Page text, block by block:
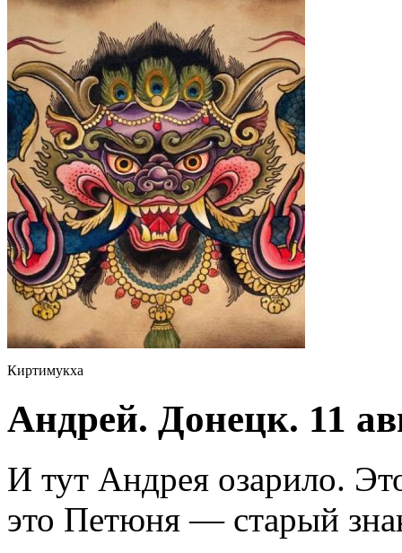
Киртимукха
Андрей. Донецк. 11
И тут Андрея озарило.
это Петюня — старый